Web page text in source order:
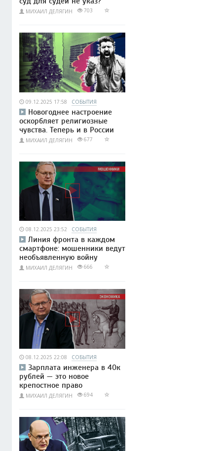
МИХАИЛ ДЕЛЯГИН 703
09.12.2025 17:58 СОБЫТИЯ
Новогоднее настроение
оскорбляет религиозные
чувства. Теперь и в России
МИХАИЛ ДЕЛЯГИН 677
08.12.2025 23:52 СОБЫТИЯ
Линия фронта в каждом
смартфоне: мошенники ведут
необъявленную войну
МИХАИЛ ДЕЛЯГИН 666
08.12.2025 22:08 СОБЫТИЯ
Зарплата инженера в 40к
рублей — это новое
крепостное право
МИХАИЛ ДЕЛЯГИН 694